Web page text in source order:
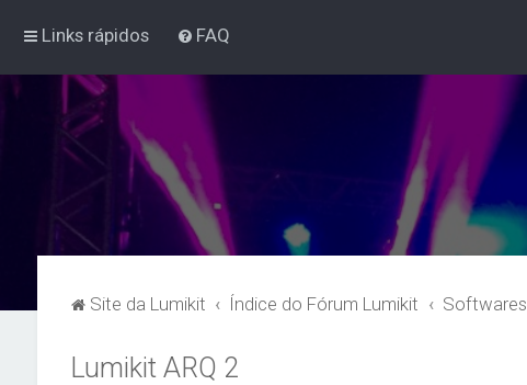
Links rápidos FAQ
Site da Lumikit Índice do Fórum Lumikit Softwares
Lumikit ARQ 2